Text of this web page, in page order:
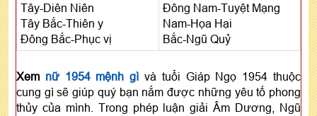
Tây-Diên Niên
Tây Bắc-Thiên y
Đông Bắc-Phục vị
Đông Nam-Tuyệt Mạng
Nam-Họa Hại
Bắc-Ngũ Quỷ
Xem nữ 1954 mệnh gì và tuổi Giáp Ngọ 1954 thuộc
cung gì sẽ giúp quý bạn nắm được những yêu tố phong
thủy của mình. Trong phép luận giải Âm Dương, Ngũ